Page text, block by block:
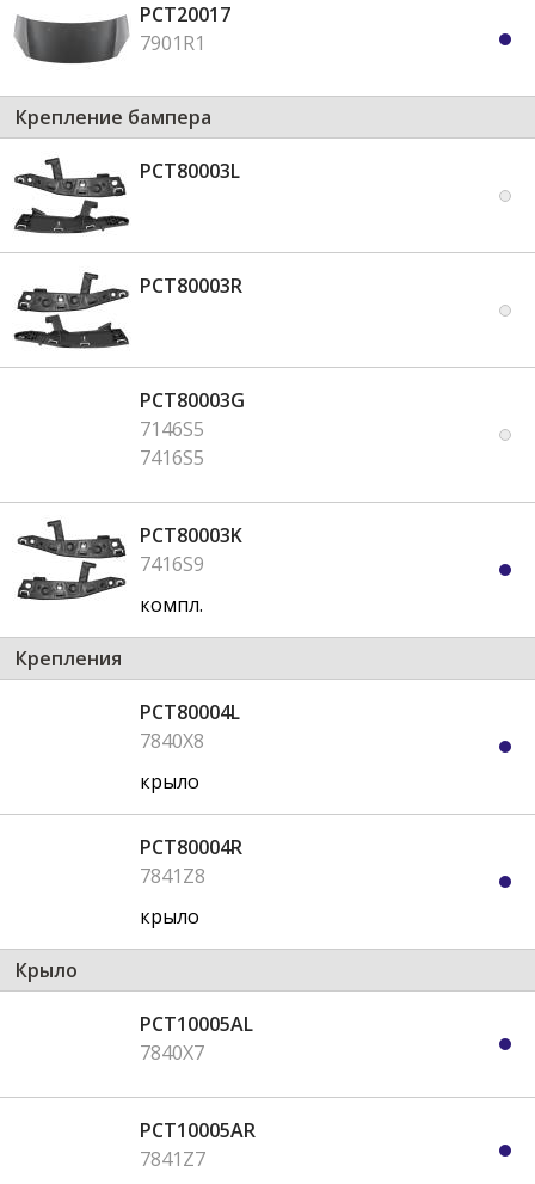
PCT20017
7901R1
Крепление бампера
PCT80003L
PCT80003R
PCT80003G
7146S5
7416S5
PCT80003K
7416S9
компл.
Крепления
PCT80004L
7840X8
крыло
PCT80004R
7841Z8
крыло
Крыло
PCT10005AL
7840X7
PCT10005AR
7841Z7